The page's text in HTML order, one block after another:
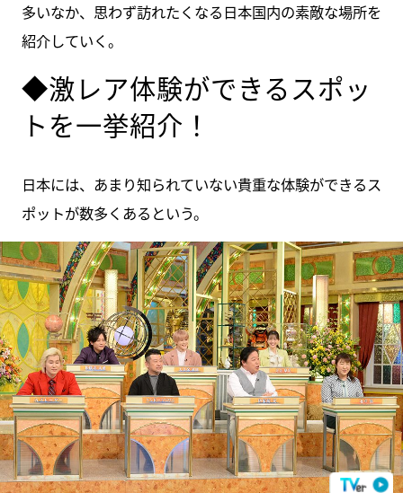
多いなか、思わず訪れたくなる日本国内の素敵な場所を
紹介していく。
◆激レア体験ができるスポッ
トを一挙紹介！
日本には、あまり知られていない貴重な体験ができるス
ポットが数多くあるという。